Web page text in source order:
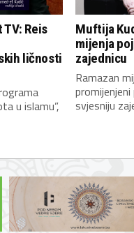
Reis
ličnosti
u islamu”,
Muftija
mijenja
zajednicu
Ramazan
svjesniju